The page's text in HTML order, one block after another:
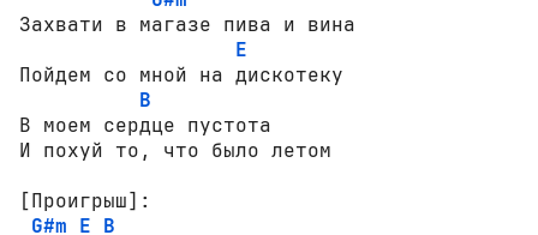
Захвати в магазе пива и вина
E
Пойдем со мной на дискотеку
B
В моем сердце пустота
И похуй то, что было летом
[Проигрыш]:
G#m E B